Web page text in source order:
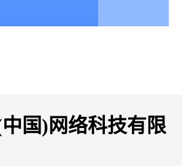
国)网络科技有限